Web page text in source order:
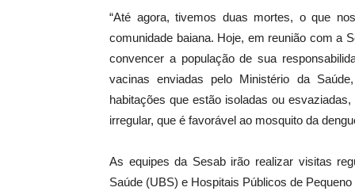
“Até agora, tivemos duas mortes, o que
comunidade baiana. Hoje, em reunião com a
convencer a população de sua
vacinas enviadas pelo Ministério da
habitações que estão isoladas ou
irregular, que é favorável ao mosquito da
As equipes da Sesab irão realizar visitas
Saúde (UBS) e Hospitais Públicos de